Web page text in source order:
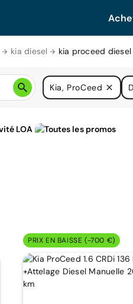
kia diesel kia proceed diesel
Kia, ProCeed
PRIX EN BAISSE (-700 €)